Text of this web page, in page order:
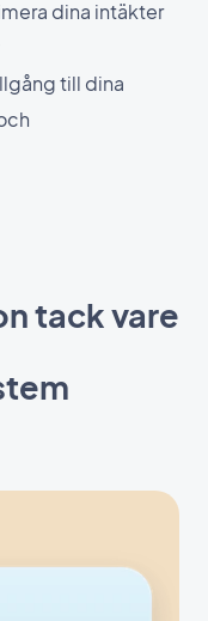
dina intäkter
till dina
tack vare